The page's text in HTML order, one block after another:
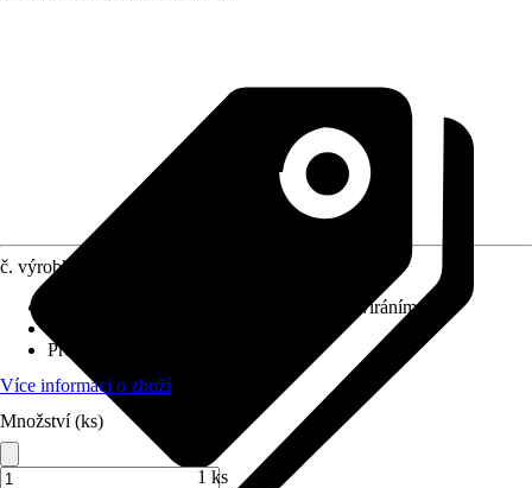
č. výrobku
S automatickým zavíráním
Provedení závěsu
Více informací o zboží
Množství (ks)
1 ks